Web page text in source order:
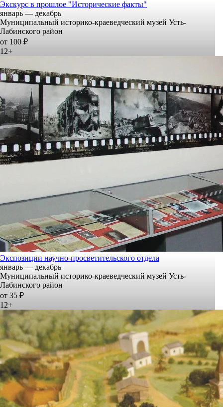
Экскурс в прошлое "Исторические факты"
январь — декабрь
Муниципальный историко-краеведческий музей Усть-
Лабинского район
от 100 ₽
12+
Экспозиции научно-просветительского отдела
январь — декабрь
Муниципальный историко-краеведческий музей Усть-
Лабинского район
от 35 ₽
12+